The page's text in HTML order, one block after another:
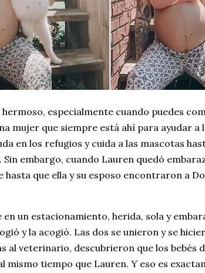
hermoso, especialmente cuando puedes
mujer que siempre está ahí para ayudar a
en los refugios y cuida a las mascotas
embargo, cuando Lauren quedó
hasta que ella y su esposo encontraron a
un estacionamiento, herida, sola y
y la acogió. Las dos se unieron y se
al veterinario, descubrieron que los bebés
mismo tiempo que Lauren. Y eso es